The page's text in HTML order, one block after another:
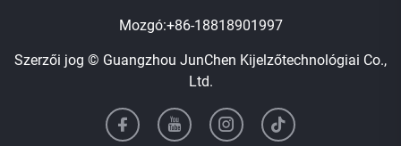
Mozgó:+86-18818901997
Szerzői jog © Guangzhou JunChen Kijelzőtechnológiai Co.,
Ltd.